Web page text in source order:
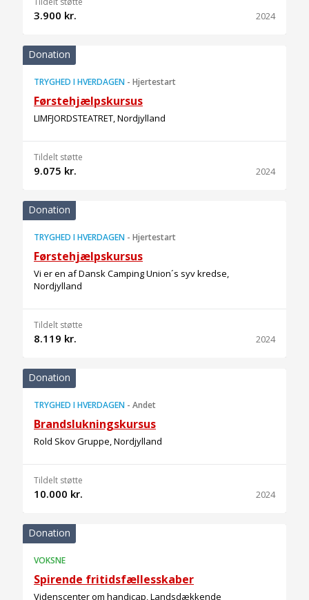
3.900 kr. 2024
Donation
TRYGHED I HVERDAGEN - Hjertestart
Førstehjælpskursus
LIMFJORDSTEATRET, Nordjylland
Tildelt støtte
9.075 kr. 2024
Donation
TRYGHED I HVERDAGEN - Hjertestart
Førstehjælpskursus
Vi er en af Dansk Camping Union´s syv kredse,
Nordjylland
Tildelt støtte
8.119 kr. 2024
Donation
TRYGHED I HVERDAGEN - Andet
Brandslukningskursus
Rold Skov Gruppe, Nordjylland
Tildelt støtte
10.000 kr. 2024
Donation
VOKSNE
Spirende fritidsfællesskaber
Videnscenter om handicap, Landsdækkende